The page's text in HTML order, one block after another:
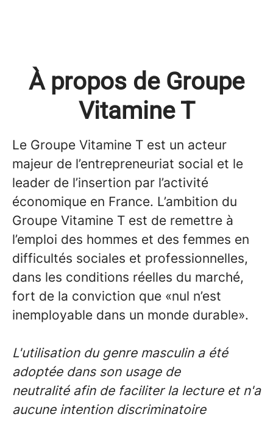
À propos de Groupe
Vitamine T
Le Groupe Vitamine T est un acteur
majeur de l’entrepreneuriat social et le
leader de l’insertion par l’activité
économique en France. L’ambition du
Groupe Vitamine T est de remettre à
l’emploi des hommes et des femmes en
difficultés sociales et professionnelles,
dans les conditions réelles du marché,
fort de la conviction que «nul n’est
inemployable dans un monde durable».
L'utilisation du genre masculin a été
adoptée dans son usage de
neutralité afin de faciliter la lecture et n'a
aucune intention discriminatoire